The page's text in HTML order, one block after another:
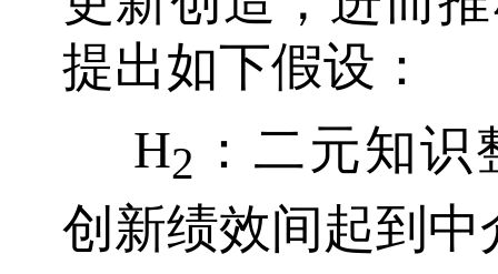
提出如下假设：
H2 ：二元知
创新绩效间起到中